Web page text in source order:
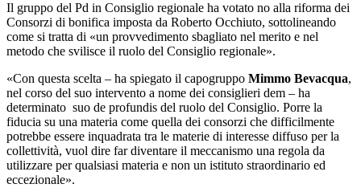
Il gruppo del Pd in Consiglio regionale ha votato no alla riforma dei
Consorzi di bonifica imposta da Roberto Occhiuto, sottolineando
come si tratta di «un provvedimento sbagliato nel merito e nel
metodo che svilisce il ruolo del Consiglio regionale».
«Con questa scelta – ha spiegato il capogruppo Mimmo Bevacqua,
nel corso del suo intervento a nome dei consiglieri dem – ha
determinato suo de profundis del ruolo del Consiglio. Porre la
fiducia su una materia come quella dei consorzi che difficilmente
potrebbe essere inquadrata tra le materie di interesse diffuso per la
collettività, vuol dire far diventare il meccanismo una regola da
utilizzare per qualsiasi materia e non un istituto straordinario ed
eccezionale».